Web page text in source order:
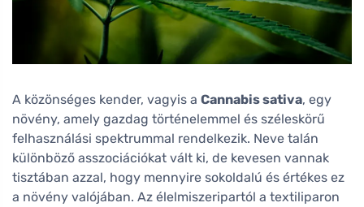
A közönséges kender, vagyis a Cannabis sativa, egy
növény, amely gazdag történelemmel és széleskörű
felhasználási spektrummal rendelkezik. Neve talán
különböző asszociációkat vált ki, de kevesen vannak
tisztában azzal, hogy mennyire sokoldalú és értékes ez
a növény valójában. Az élelmiszeripartól a textiliparon